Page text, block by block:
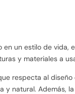
un estilo de
y materiales a
respecta al
y natural. Además,